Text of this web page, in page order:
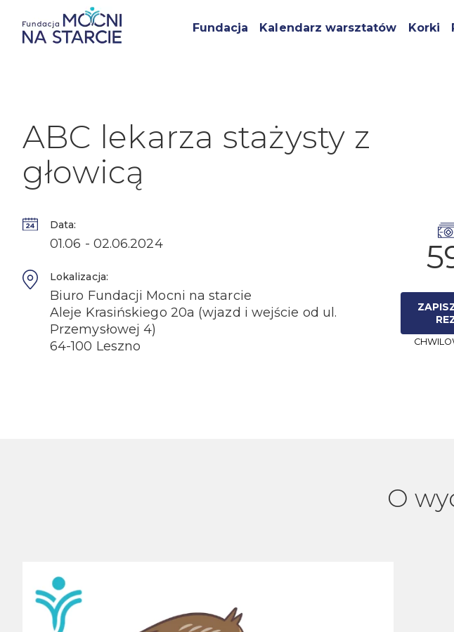
Fundacja Kalendarz warsztatów Korki
ABC lekarza stażysty z
głowicą
Data:
01.06 - 02.06.2024
Lokalizacja:
Biuro Fundacji Mocni na starcie
Aleje Krasińskiego 20a (wjazd i wejście od ul.
Przemysłowej 4)
64-100 Leszno
O